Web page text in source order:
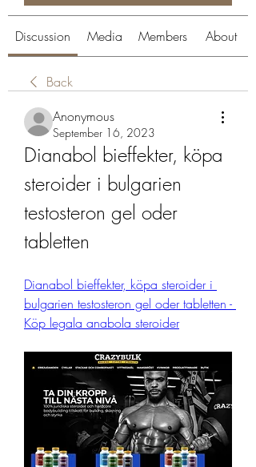
Discussion Media Members About
Back
Anonymous
September 16, 2023
Dianabol bieffekter, köpa
steroider i bulgarien
testosteron gel oder
tabletten
Dianabol bieffekter, köpa steroider i
bulgarien testosteron gel oder tabletten -
Köp legala anabola steroider